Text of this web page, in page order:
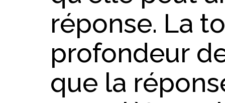
réponse. La
profondeur
que la